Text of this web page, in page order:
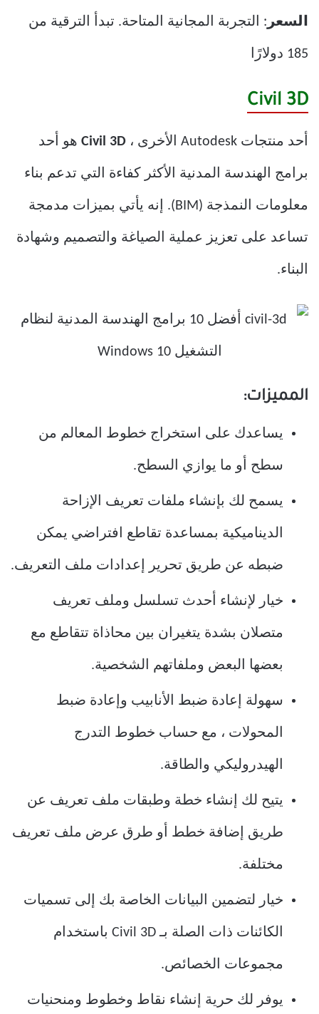
السعر : التجربة المجانية المتاحة. تبدأ الترقية من
185 دولارًا
Civil 3D
أحد منتجات Autodesk الأخرى ، Civil 3D هو أحد
برامج الهندسة المدنية الأكثر كفاءة التي تدعم بناء
معلومات النمذجة (BIM). إنه يأتي بميزات مدمجة
تساعد على تعزيز عملية الصياغة والتصميم وشهادة
البناء.
المميزات:
يساعدك على استخراج خطوط المعالم من
سطح أو ما يوازي السطح.
يسمح لك بإنشاء ملفات تعريف الإزاحة
الديناميكية بمساعدة تقاطع افتراضي يمكن
ضبطه عن طريق تحرير إعدادات ملف التعريف.
خيار لإنشاء أحدث تسلسل وملف تعريف
متصلان بشدة يتغيران بين محاذاة تتقاطع مع
بعضها البعض وملفاتهم الشخصية.
سهولة إعادة ضبط الأنابيب وإعادة ضبط
المحولات ، مع حساب خطوط التدرج
الهيدروليكي والطاقة.
يتيح لك إنشاء خطة وطبقات ملف تعريف عن
طريق إضافة خطط أو طرق عرض ملف تعريف
مختلفة.
خيار لتضمين البيانات الخاصة بك إلى تسميات
الكائنات ذات الصلة بـ Civil 3D باستخدام
مجموعات الخصائص.
يوفر لك حرية إنشاء نقاط وخطوط ومنحنيات